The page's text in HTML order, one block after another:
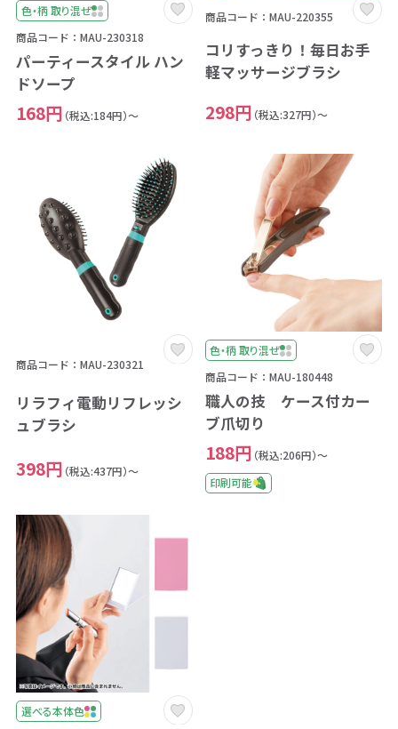
色・柄 取り混ぜ
商品コード：MAU-230318
パーティースタイル ハン
ドソープ
168円 （税込:184円）～
商品コード：MAU-220355
コリすっきり！毎日お手
軽マッサージブラシ
298円 （税込:327円）～
商品コード：MAU-230321
リラフィ電動リフレッシ
ュブラシ
398円 （税込:437円）～
色・柄 取り混ぜ
商品コード：MAU-180448
職人の技 ケース付カー
ブ爪切り
188円 （税込:206円）～
印刷可能
選べる本体色